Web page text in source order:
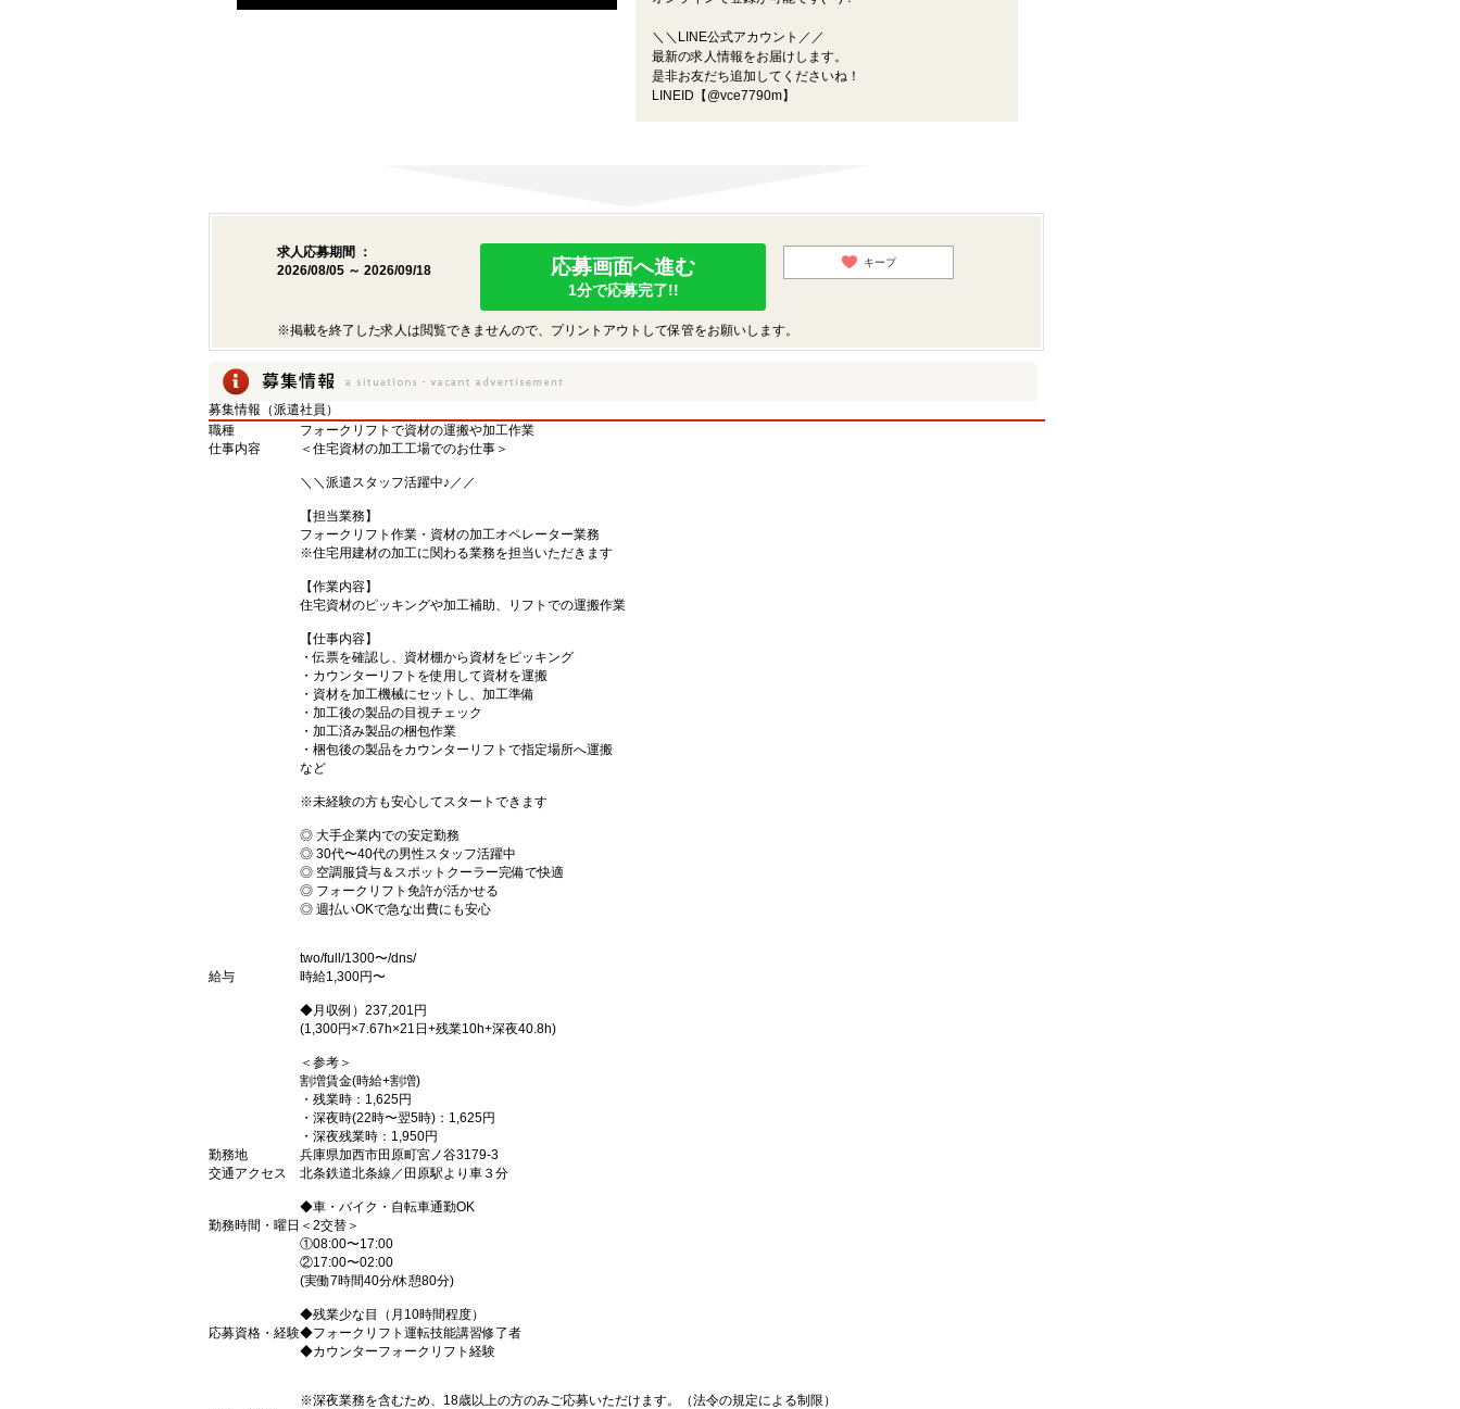
＼＼LINE公式アカウント／／
最新の求人情報をお届けします。
是非お友だち追加してくださいね！
LINEID【@vce7790m】
求人応募期間 ：
2026/08/05 ～ 2026/09/18
応募画面へ進む
1分で応募完了!!
キープ
※掲載を終了した求人は閲覧できませんので、プリントアウトして保管をお願いします。
募集情報（派遣社員）
職種
フォークリフトで資材の運搬や加工作業
仕事内容
＜住宅資材の加工工場でのお仕事＞
＼＼派遣スタッフ活躍中♪／／
【担当業務】
フォークリフト作業・資材の加工オペレーター業務
※住宅用建材の加工に関わる業務を担当いただきます
【作業内容】
住宅資材のピッキングや加工補助、リフトでの運搬作業
【仕事内容】
・伝票を確認し、資材棚から資材をピッキング
・カウンターリフトを使用して資材を運搬
・資材を加工機械にセットし、加工準備
・加工後の製品の目視チェック
・加工済み製品の梱包作業
・梱包後の製品をカウンターリフトで指定場所へ運搬
など
※未経験の方も安心してスタートできます
◎ 大手企業内での安定勤務
◎ 30代〜40代の男性スタッフ活躍中
◎ 空調服貸与＆スポットクーラー完備で快適
◎ フォークリフト免許が活かせる
◎ 週払いOKで急な出費にも安心
two/full/1300〜/dns/
給与
時給1,300円〜
◆月収例）237,201円
(1,300円×7.67h×21日+残業10h+深夜40.8h)
＜参考＞
割増賃金(時給+割増)
・残業時：1,625円
・深夜時(22時〜翌5時)：1,625円
・深夜残業時：1,950円
勤務地
兵庫県加西市田原町宮ノ谷3179-3
交通アクセス
北条鉄道北条線／田原駅より車３分
◆車・バイク・自転車通勤OK
勤務時間・曜日 ＜2交替＞
①08:00〜17:00
②17:00〜02:00
(実働7時間40分/休憩80分)
◆残業少な目（月10時間程度）
応募資格・経験◆フォークリフト運転技能講習修了者
◆カウンターフォークリフト経験
※深夜業務を含むため、18歳以上の方のみご応募いただけます。（法令の規定による制限）